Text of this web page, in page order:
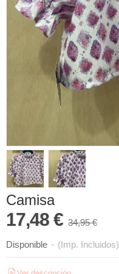
Camisa
17,48 € 34,95 €
Disponible - (Imp. Incluidos)